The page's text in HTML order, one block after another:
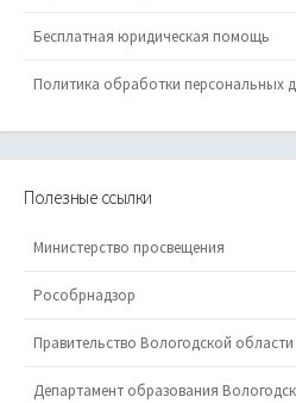
Бесплатная юридическая помощь
Политика обработки персональных
Полезные ссылки
Министерство просвещения
Рособрнадзор
Правительство Вологодской области
Департамент образования